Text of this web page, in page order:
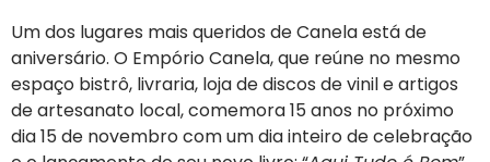
Um dos lugares mais queridos de Canela está de
aniversário. O Empório Canela, que reúne no mesmo
espaço bistrô, livraria, loja de discos de vinil e artigos
de artesanato local, comemora 15 anos no próximo
dia 15 de novembro com um dia inteiro de celebração